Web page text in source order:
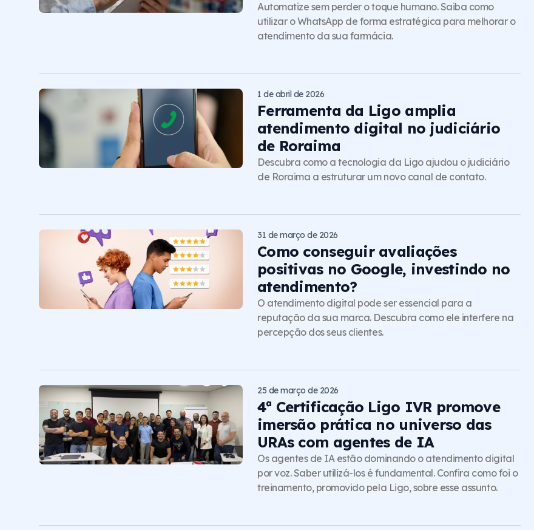
Automatize sem perder o toque humano. Saiba como
utilizar o WhatsApp de forma estratégica para melhorar o
atendimento da sua farmácia.
Ferramenta da Ligo amplia
atendimento digital no judiciário
de Roraima
1 de abril de 2026
Descubra como a tecnologia da Ligo ajudou o judiciário
de Roraima a estruturar um novo canal de contato.
Como conseguir avaliações
positivas no Google, investindo no
atendimento?
31 de março de 2026
O atendimento digital pode ser essencial para a
reputação da sua marca. Descubra como ele interfere na
percepção dos seus clientes.
4ª Certificação Ligo IVR promove
imersão prática no universo das
URAs com agentes de IA
25 de março de 2026
Os agentes de IA estão dominando o atendimento digital
por voz. Saber utilizá-los é fundamental. Confira como foi o
treinamento, promovido pela Ligo, sobre esse assunto.